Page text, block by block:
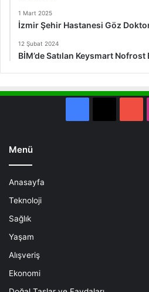
1 Mart 2025
İzmir Şehir Hastanesi Göz
12 Şubat 2024
BİM’de Satılan Keysmart
Menü
Anasayfa
Teknoloji
Sağlık
Yaşam
Alışveriş
Ekonomi